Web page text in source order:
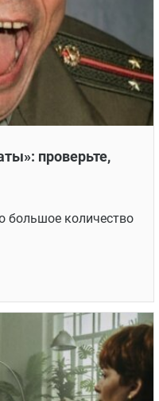
проверьте,
большое количество